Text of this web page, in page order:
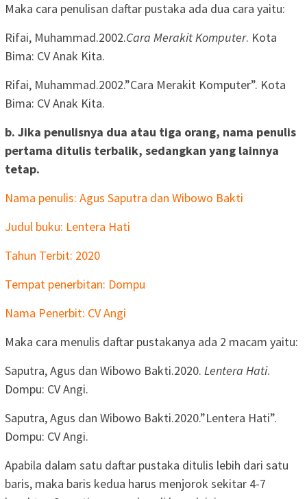
Maka cara penulisan daftar pustaka ada dua cara yaitu:
Rifai, Muhammad.2002.Cara Merakit Komputer. Kota
Bima: CV Anak Kita.
Rifai, Muhammad.2002.”Cara Merakit Komputer”. Kota
Bima: CV Anak Kita.
b. Jika penulisnya dua atau tiga orang, nama penulis
pertama ditulis terbalik, sedangkan yang lainnya
tetap.
Nama penulis: Agus Saputra dan Wibowo Bakti
Judul buku: Lentera Hati
Tahun Terbit: 2020
Tempat penerbitan: Dompu
Nama Penerbit: CV Angi
Maka cara menulis daftar pustakanya ada 2 macam yaitu:
Saputra, Agus dan Wibowo Bakti.2020. Lentera Hati.
Dompu: CV Angi.
Saputra, Agus dan Wibowo Bakti.2020.”Lentera Hati”.
Dompu: CV Angi.
Apabila dalam satu daftar pustaka ditulis lebih dari satu
baris, maka baris kedua harus menjorok sekitar 4-7